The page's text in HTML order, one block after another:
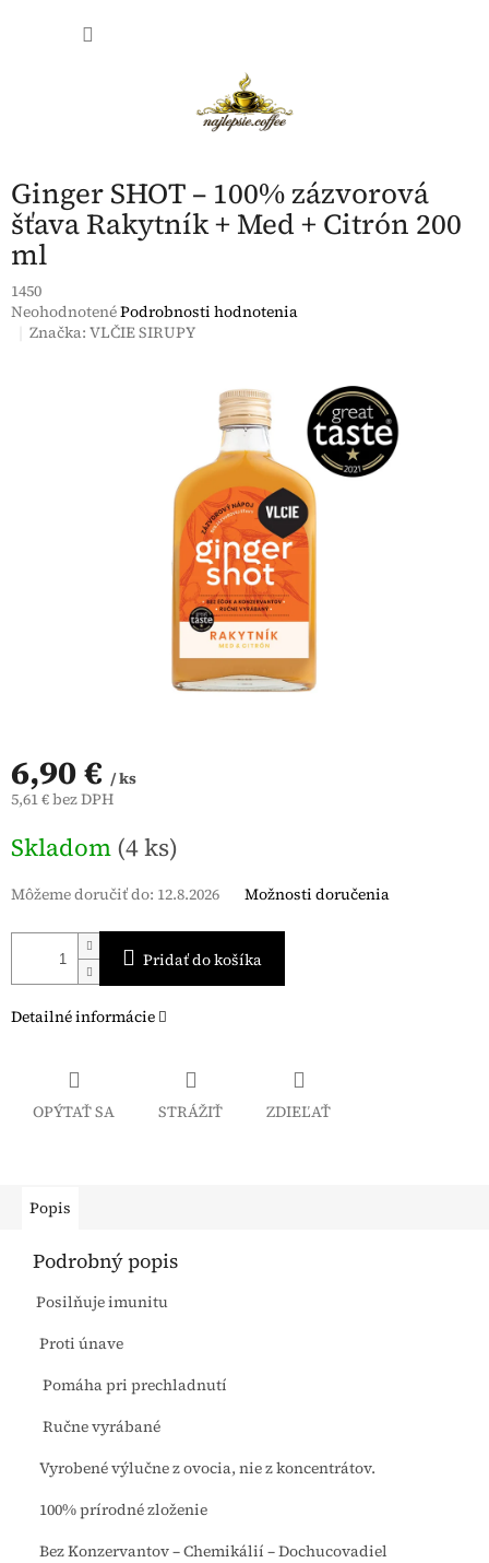
Ginger SHOT – 100% zázvorová
šťava Rakytník + Med + Citrón 200
ml
1450
Priemerné
hodnotenie
NeohodnotenéPodrobnosti hodnotenia
Značka:VLČIE SIRUPY
6,90 € / ks
5,61 € bez DPH
cena:
Skladom (4 ks)
Môžeme doručiť do: 12.8.2026 Možnosti doručenia
Pridať do košíka
Detailné informácie
OPÝTAŤ SA STRÁŽIŤ ZDIEĽAŤ
Popis
Podrobný popis
Posilňuje imunitu
Proti únave
Pomáha pri prechladnutí
Ručne vyrábané
Vyrobené výlučne z ovocia, nie z koncentrátov.
100% prírodné zloženie
Bez Konzervantov – Chemikálií – Dochucovadiel